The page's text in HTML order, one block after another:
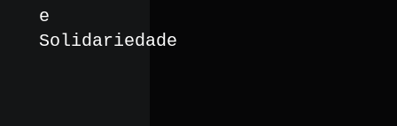
e
Solidariedade